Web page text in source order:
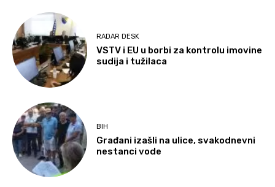
RADAR DESK
VSTV i EU u borbi za kontrolu imovine
sudija i tužilaca
BIH
Građani izašli na ulice, svakodnevni
nestanci vode